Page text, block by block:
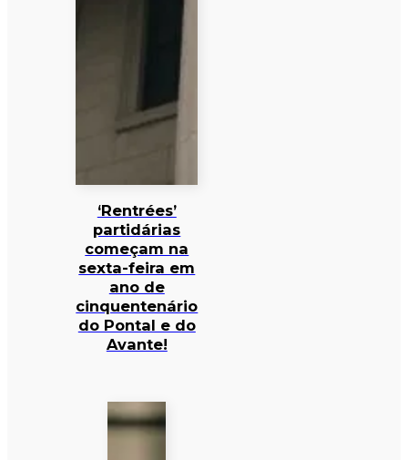
‘Rentrées’
partidárias
começam na
sexta-feira em
ano de
cinquentenário
do Pontal e do
Avante!